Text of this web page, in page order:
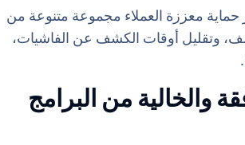
حماية معززة العملاء مجموعة متنوعة من
وتقليل أوقات الكشف عن الفاشيات،
والخالية من البرامج